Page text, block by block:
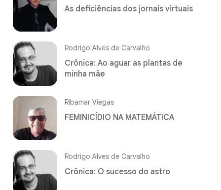
As deficiências dos jornais virtuais
Rodrigo Alves de Carvalho
Crônica: Ao aguar as plantas de
minha mãe
Ribamar Viegas
FEMINICÍDIO NA MATEMÁTICA
Rodrigo Alves de Carvalho
Crônica: O sucesso do astro